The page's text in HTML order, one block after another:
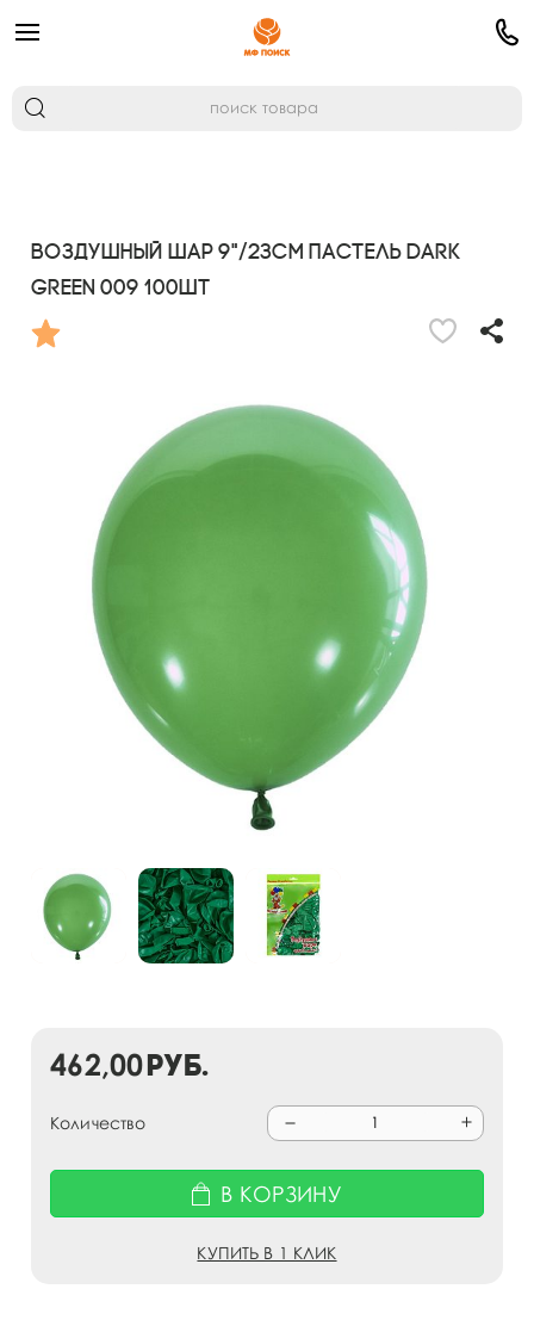
Воздушный шар 9"/23см Пастель DARK
GREEN 009 100шт
462,00руб.
Количество
В КОРЗИНУ
КУПИТЬ В 1 КЛИК